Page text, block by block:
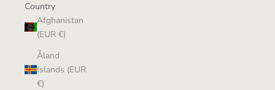
Country
Afghanistan
(EUR €)
Åland
Islands (EUR
€)